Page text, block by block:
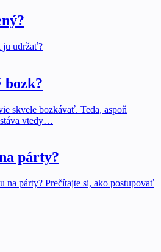
ju udržať?
bozk?
skvele bozkávať. Teda, aspoň
vtedy…
párty?
na párty? Prečítajte si, ako postupovať